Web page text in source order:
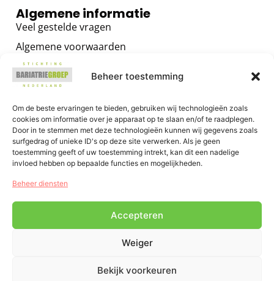
Beheer toestemming
Om de beste ervaringen te bieden, gebruiken wij technologieën zoals
cookies om informatie over je apparaat op te slaan en/of te raadplegen.
Door in te stemmen met deze technologieën kunnen wij gegevens zoals
surfgedrag of unieke ID's op deze site verwerken. Als je geen
toestemming geeft of uw toestemming intrekt, kan dit een nadelige
invloed hebben op bepaalde functies en mogelijkheden.
Beheer diensten
Accepteren
Weiger
Bekijk voorkeuren
Algemene informatie
Veel gestelde vragen
Algemene voorwaarden
Privacybeleid
Contact
Voor zorgverleners
Algemene informatie
Training voor zorgverleners
Het GRIP OP JE GEWICHT Programma
E-health voor zorgverleners